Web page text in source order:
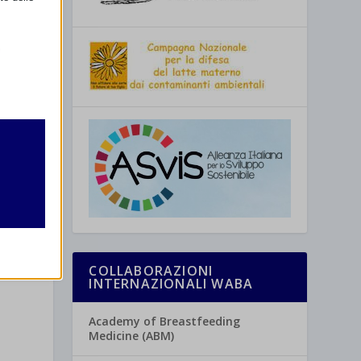
COLLABORAZIONI
INTERNAZIONALI WABA
Academy of Breastfeeding
Medicine (ABM)